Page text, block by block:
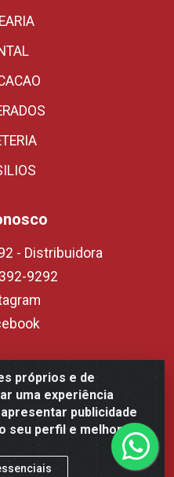
próprios e de
uma experiência
publicidade
seu perfil e melhorar a
- Distribuidora
9292
LTDA - Avenida Tomaz
CE - CEP 60.863-254-
75